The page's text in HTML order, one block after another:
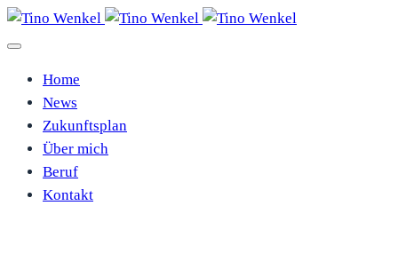
Home
News
Zukunftsplan
Über mich
Beruf
Kontakt